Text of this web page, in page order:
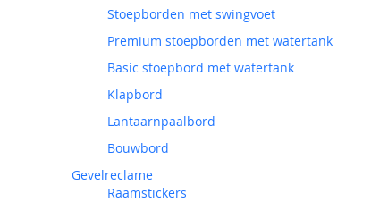
Stoepborden met swingvoet
Premium stoepborden met watertank
Basic stoepbord met watertank
Klapbord
Lantaarnpaalbord
Bouwbord
Gevelreclame
Raamstickers